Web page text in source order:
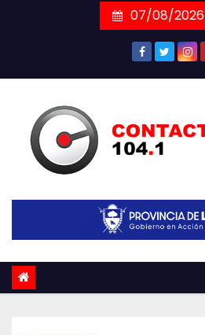
07/08/2026